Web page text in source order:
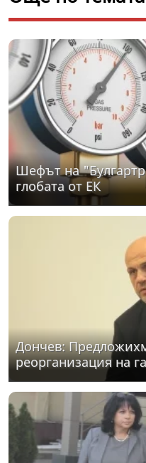
Шефът на
глобата от ЕК
Дончев:
реорганизация на